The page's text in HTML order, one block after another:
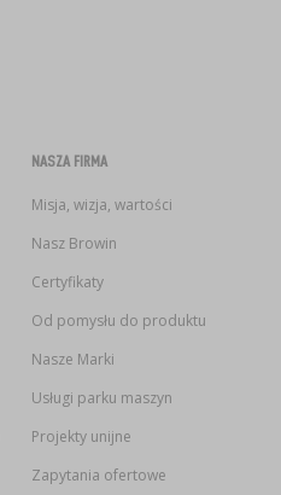
NASZA FIRMA
Misja, wizja, wartości
Nasz Browin
Certyfikaty
Od pomysłu do produktu
Nasze Marki
Usługi parku maszyn
Projekty unijne
Zapytania ofertowe